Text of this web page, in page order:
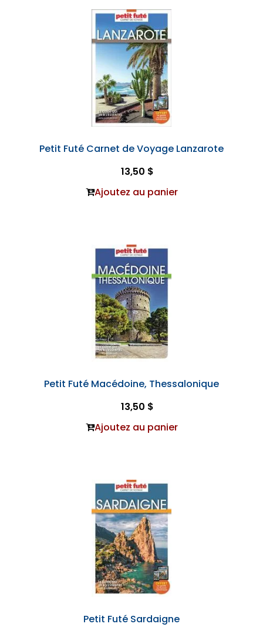
Petit Futé Carnet de Voyage Lanzarote
13,50 $
Ajoutez au panier
Petit Futé Macédoine, Thessalonique
13,50 $
Ajoutez au panier
Petit Futé Sardaigne